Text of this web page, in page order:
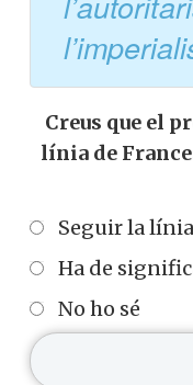
Creus que el
línia de
Seguir la
Ha de
No ho sé